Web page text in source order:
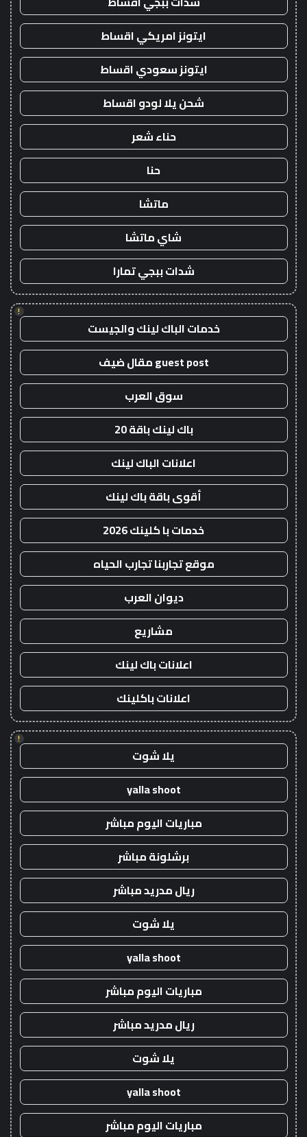
ايتونز امريكي اقساط
ايتونز سعودي اقساط
شحن يلا لودو اقساط
حناء شعر
حنا
ماتشا
شاي ماتشا
شدات ببجي تمارا
!
خدمات الباك لينك والجيست
guest post مقال ضيف
سوق العرب
باك لينك باقة 20
اعلانات الباك لينك
أقوى باقة باك لينك
خدمات با كلينك 2026
موقع تجاربنا تجارب الحياه
ديوان العرب
مشاريع
اعلانات باك لينك
اعلانات باكلينك
!
يلا شوت
yalla shoot
مباريات اليوم مباشر
برشلونة مباشر
ريال مدريد مباشر
يلا شوت
yalla shoot
مباريات اليوم مباشر
ريال مدريد مباشر
يلا شوت
yalla shoot
مباريات اليوم مباشر